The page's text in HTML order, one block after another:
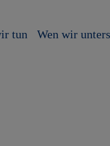
tun Wen wir